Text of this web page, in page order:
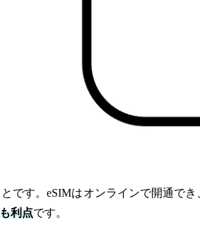
です。eSIMはオンラインで開通でき
利点です。